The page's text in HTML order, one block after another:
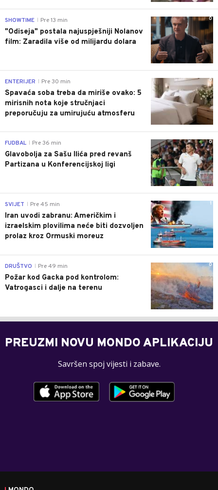
0
SHOWTIME Pre 13 min
"Odiseja" postala najuspješniji Nolanov
film: Zaradila više od milijardu dolara
0
ENTERIJER Pre 30 min
Spavaća soba treba da miriše ovako: 5
mirisnih nota koje stručnjaci
preporučuju za umirujuću atmosferu
0
FUDBAL Pre 36 min
Glavobolja za Sašu Ilića pred revanš
Partizana u Konferencijskoj ligi
1
SVIJET Pre 45 min
Iran uvodi zabranu: Američkim i
izraelskim plovilima neće biti dozvoljen
prolaz kroz Ormuski moreuz
0
DRUŠTVO Pre 49 min
Požar kod Gacka pod kontrolom:
Vatrogasci i dalje na terenu
PREUZMI NOVU MONDO APLIKACIJU
Savršen spoj vijesti i zabave.